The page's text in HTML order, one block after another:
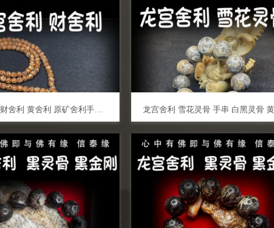
龙宫舍利 财舍利 黄舍利 原矿舍利手串 泰国佛牌